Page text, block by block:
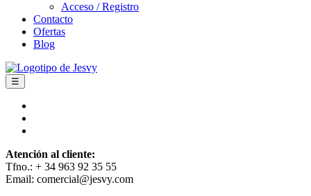
Acceso / Registro
Contacto
Ofertas
Blog
☰
Atención al cliente:
Tfno.: + 34 963 92 35 55
Email: comercial@jesvy.com